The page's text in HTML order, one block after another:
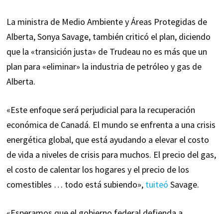
La ministra de Medio Ambiente y Áreas Protegidas de
Alberta, Sonya Savage, también criticó el plan, diciendo
que la «transición justa» de Trudeau no es más que un
plan para «eliminar» la industria de petróleo y gas de
Alberta.
«Este enfoque será perjudicial para la recuperación
económica de Canadá. El mundo se enfrenta a una crisis
energética global, que está ayudando a elevar el costo
de vida a niveles de crisis para muchos. El precio del gas,
el costo de calentar los hogares y el precio de los
comestibles … todo está subiendo», tuiteó Savage.